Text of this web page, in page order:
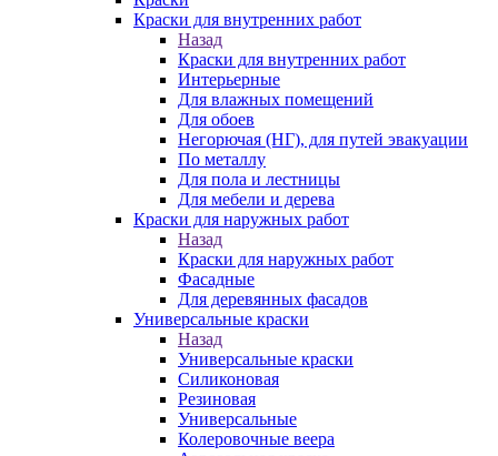
Краски для внутренних работ
Назад
Краски для внутренних работ
Интерьерные
Для влажных помещений
Для обоев
Негорючая (НГ), для путей эвакуации
По металлу
Для пола и лестницы
Для мебели и дерева
Краски для наружных работ
Назад
Краски для наружных работ
Фасадные
Для деревянных фасадов
Универсальные краски
Назад
Универсальные краски
Силиконовая
Резиновая
Универсальные
Колеровочные веера